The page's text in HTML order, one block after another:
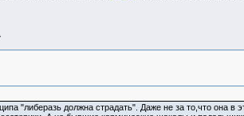
"либеразь должна страдать". Даже не за то,что она в